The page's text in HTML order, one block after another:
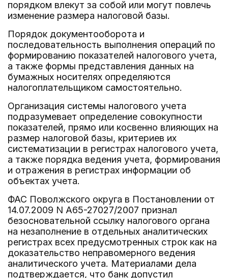
порядком влекут за собой или могут повлечь
изменение размера налоговой базы.
Порядок документооборота и
последовательность выполнения операций по
формированию показателей налогового учета,
а также формы представления данных на
бумажных носителях определяются
налогоплательщиком самостоятельно.
Организация системы налогового учета
подразумевает определение совокупности
показателей, прямо или косвенно влияющих на
размер налоговой базы, критериев их
систематизации в регистрах налогового учета,
а также порядка ведения учета, формирования
и отражения в регистрах информации об
объектах учета.
ФАС Поволжского округа в Постановлении от
14.07.2009 N А65-27027/2007 признал
безосновательной ссылку налогового органа
на незаполнение в отдельных аналитических
регистрах всех предусмотренных строк как на
доказательство неправомерного ведения
аналитического учета. Материалами дела
подтверждается, что банк допустил